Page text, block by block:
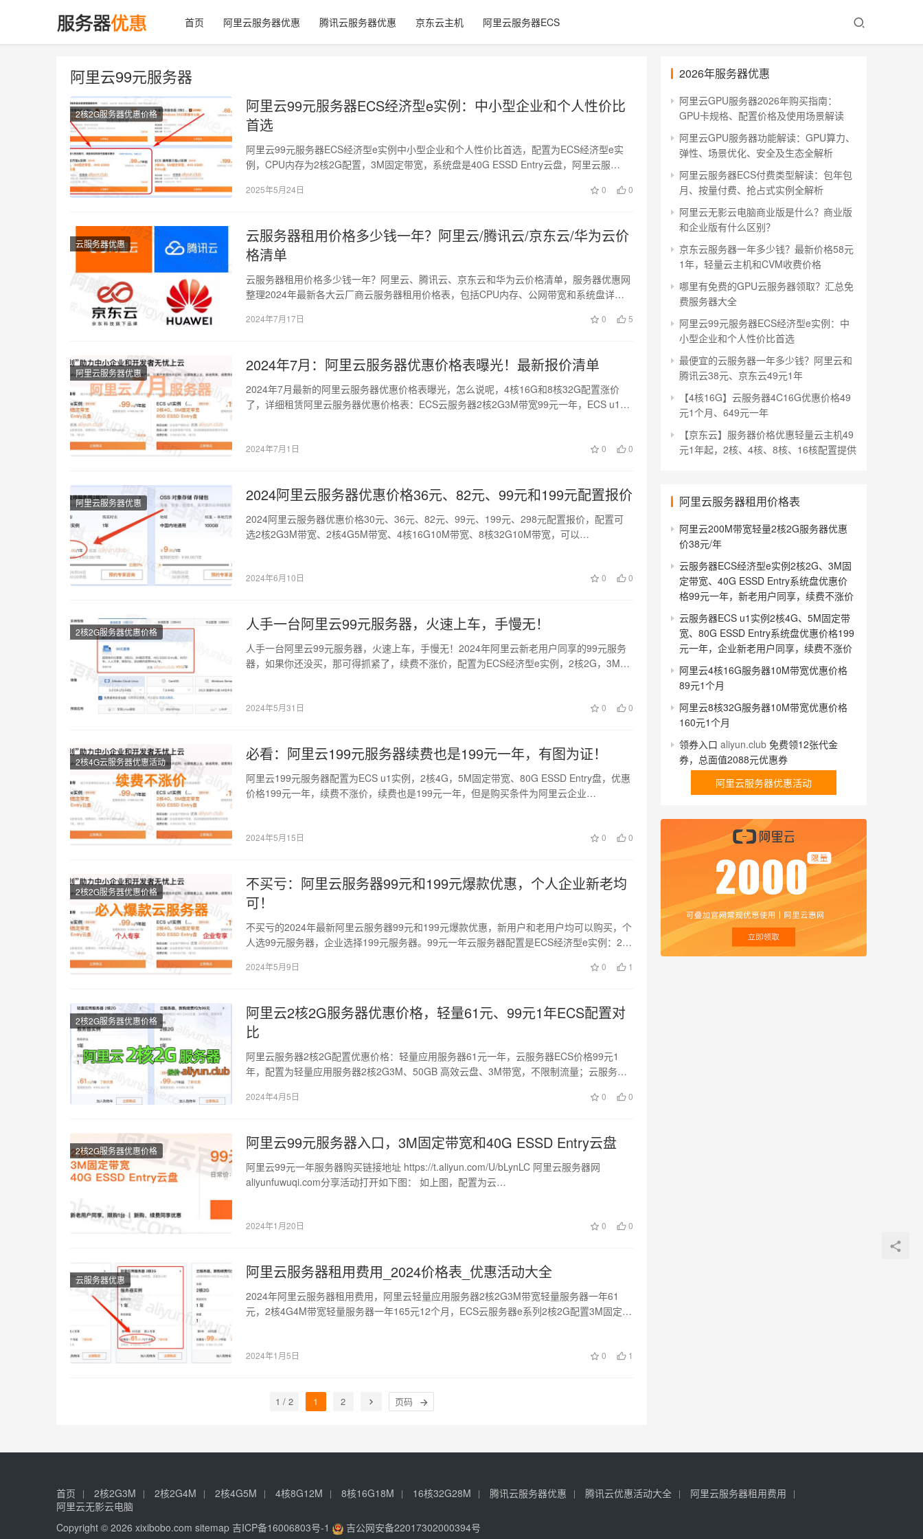
首页 阿里云服务器优惠 腾讯云服务器优惠 京东云主机 阿里云服务器ECS
阿里云99元服务器
2核2G服务器优惠价格
阿里云99元服务器ECS经济型e实例：中小型企业和个人性价比
首选
阿里云99元服务器ECS经济型e实例中小型企业和个人性价比首选，配置为ECS经济型e实
例，CPU内存为2核2G配置，3M固定带宽，系统盘是40G ESSD Entry云盘，阿里云服…
2025年5月24日 0 0
云服务器优惠
云服务器租用价格多少钱一年？阿里云/腾讯云/京东云/华为云价
格清单
云服务器租用价格多少钱一年？阿里云、腾讯云、京东云和华为云价格清单，服务器优惠网
整理2024年最新各大云厂商云服务器租用价格表，包括CPU内存、公网带宽和系统盘详细
2024年7月17日 0 5
阿里云服务器优惠 2024年7月：阿里云服务器优惠价格表曝光！最新报价清单
2024年7月最新的阿里云服务器优惠价格表曝光，怎么说呢，4核16G和8核32G配置涨价
了，详细租赁阿里云服务器优惠价格表：ECS云服务器2核2G3M带宽99元一年，ECS u1
2024年7月1日 0 0
阿里云服务器优惠 2024阿里云服务器优惠价格36元、82元、99元和199元配置报价
2024阿里云服务器优惠价格30元、36元、82元、99元、199元、298元配置报价，配置可
选2核2G3M带宽、2核4G5M带宽、4核16G10M带宽、8核32G10M带宽，可以…
2024年6月10日 0 0
2核2G服务器优惠价格 人手一台阿里云99元服务器，火速上车，手慢无！
人手一台阿里云99元服务器，火速上车，手慢无！2024年阿里云新老用户同享的99元服务
器，如果你还没买，那可得抓紧了，续费不涨价，配置为ECS经济型e实例，2核2G，3M固
2024年5月31日 0 0
2核4G云服务器优惠活动 必看：阿里云199元服务器续费也是199元一年，有图为证！
阿里云199元服务器配置为ECS u1实例，2核4G，5M固定带宽、80G ESSD Entry盘，优惠
价格199元一年，续费不涨价，续费也是199元一年，但是购买条件为阿里云企业…
2024年5月15日 0 0
2核2G服务器优惠价格
不买亏：阿里云服务器99元和199元爆款优惠，个人企业新老均
可！
不买亏的2024年最新阿里云服务器99元和199元爆款优惠，新用户和老用户均可以购买，个
人选99元服务器，企业选择199元服务器。99元一年云服务器配置是ECS经济型e实例：2核
2024年5月9日 0 1
2核2G服务器优惠价格
阿里云2核2G服务器优惠价格，轻量61元、99元1年ECS配置对
比
阿里云服务器2核2G配置优惠价格：轻量应用服务器61元一年，云服务器ECS价格99元1
年，配置为轻量应用服务器2核2G3M、50GB 高效云盘、3M带宽，不限制流量；云服务器
2024年4月5日 0 0
2核2G服务器优惠价格 阿里云99元服务器入口，3M固定带宽和40G ESSD Entry云盘
阿里云99元一年服务器购买链接地址 https://t.aliyun.com/U/bLynLC 阿里云服务器网
aliyunfuwuqi.com分享活动打开如下图： 如上图，配置为云…
2024年1月20日 0 0
云服务器优惠 阿里云服务器租用费用_2024价格表_优惠活动大全
2024年阿里云服务器租用费用，阿里云轻量应用服务器2核2G3M带宽轻量服务器一年61
元，2核4G4M带宽轻量服务器一年165元12个月，ECS云服务器e系列2核2G配置3M固定
2024年1月5日 0 1
1 / 2 1 2
2026年服务器优惠
阿里云GPU服务器2026年购买指南：
GPU卡规格、配置价格及使用场景解读
阿里云GPU服务器功能解读：GPU算力、
弹性、场景优化、安全及生态全解析
阿里云服务器ECS付费类型解读：包年包
月、按量付费、抢占式实例全解析
阿里云无影云电脑商业版是什么？商业版
和企业版有什么区别？
京东云服务器一年多少钱？最新价格58元
1年，轻量云主机和CVM收费价格
哪里有免费的GPU云服务器领取？汇总免
费服务器大全
阿里云99元服务器ECS经济型e实例：中
小型企业和个人性价比首选
最便宜的云服务器一年多少钱？阿里云和
腾讯云38元、京东云49元1年
【4核16G】云服务器4C16G优惠价格49
元1个月、649元一年
【京东云】服务器价格优惠轻量云主机49
元1年起，2核、4核、8核、16核配置提供
阿里云服务器租用价格表
阿里云200M带宽轻量2核2G服务器优惠
价38元/年
云服务器ECS经济型e实例2核2G、3M固
定带宽、40G ESSD Entry系统盘优惠价
格99元一年，新老用户同享，续费不涨价
云服务器ECS u1实例2核4G、5M固定带
宽、80G ESSD Entry系统盘优惠价格199
元一年，企业新老用户同享，续费不涨价
阿里云4核16G服务器10M带宽优惠价格
89元1个月
阿里云8核32G服务器10M带宽优惠价格
160元1个月
领券入口 aliyun.club 免费领12张代金
券，总面值2088元优惠券
阿里云服务器优惠活动
首页 2核2G3M 2核2G4M 2核4G5M 4核8G12M 8核16G18M 16核32G28M 腾讯云服务器优惠 腾讯云优惠活动大全
阿里云服务器租用费用
阿里云无影云电脑
Copyright © 2026 xixibobo.com sitemap 吉ICP备16006803号-1 吉公网安备22017302000394号